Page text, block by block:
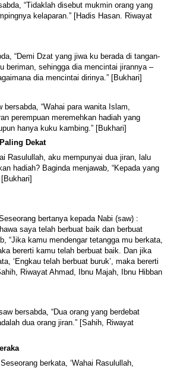
“Tidaklah disebut mukmin orang yang
kelaparan.” [Hadis Hasan. Riwayat
“Demi Dzat yang jiwa ku berada di tangan-
beriman, sehingga dia mencintai jirannya –
dia mencintai dirinya.” [Bukhari]
“Wahai para wanita Islam,
perempuan meremehkan hadiah yang
hanya kuku kambing.” [Bukhari]
Dekat
Rasulullah, aku mempunyai dua jiran, lalu
hadiah? Baginda menjawab, “Kepada yang
bertanya kepada Nabi (saw) :
saya telah berbuat baik dan berbuat
“Jika kamu mendengar tetangga mu berkata,
bererti kamu telah berbuat baik. Dan jika
‘Engkau telah berbuat buruk’, maka bererti
Riwayat Ahmad, Ibnu Majah, Ibnu Hibban
bersabda, “Dua orang yang berdebat
dua orang jiran.” [Sahih, Riwayat
berkata, ‘Wahai Rasulullah,